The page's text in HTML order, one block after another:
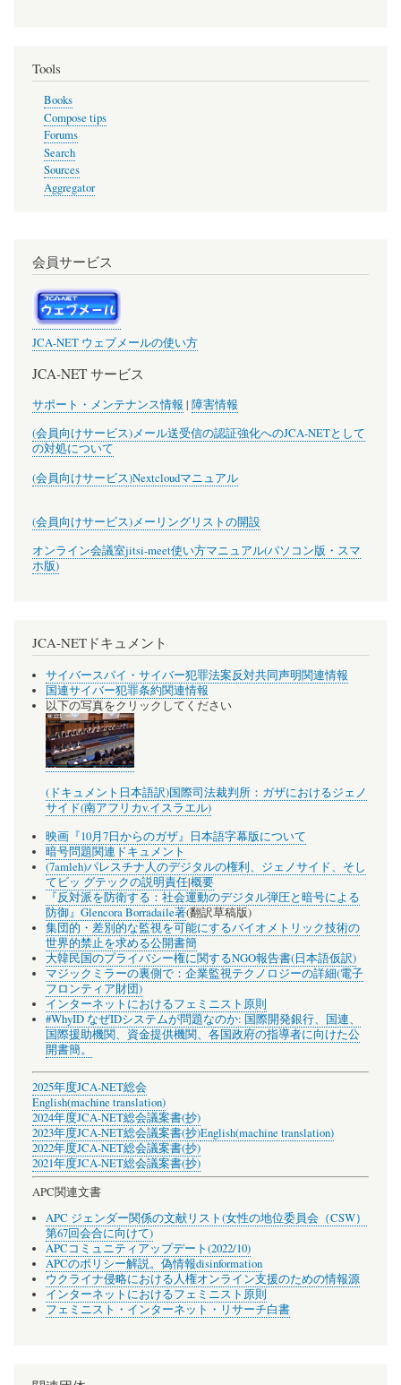
Tools
Books
Compose tips
Forums
Search
Sources
Aggregator
会員サービス
JCA-NET ウェブメールの使い方
JCA-NET サービス
サポート・メンテナンス情報 | 障害情報
(会員向けサービス)メール送受信の認証強化へのJCA-NETとして
の対処について
(会員向けサービス)Nextcloudマニュアル
(会員向けサービス)メーリングリストの開設
オンライン会議室jitsi-meet使い方マニュアル(パソコン版・スマ
ホ版)
JCA-NETドキュメント
サイバースパイ・サイバー犯罪法案反対共同声明関連情報
国連サイバー犯罪条約関連情報
以下の写真をクリックしてください
(ドキュメント日本語訳)国際司法裁判所：ガザにおけるジェノ
サイド(南アフリカv.イスラエル)
映画『10月7日からのガザ』日本語字幕版について
暗号問題関連ドキュメント
(7amleh)パレスチナ人のデジタルの権利、ジェノサイド、そし
てビッ グテックの説明責任|概要
『反対派を防衛する：社会運動のデジタル弾圧と暗号による
防御』Glencora Borradaile著(翻訳草稿版)
集団的・差別的な監視を可能にするバイオメトリック技術の
世界的禁止を求める公開書簡
大韓民国のプライバシー権に関するNGO報告書(日本語仮訳)
マジックミラーの裏側で：企業監視テクノロジーの詳細(電子
フロンティア財団)
インターネットにおけるフェミニスト原則
#WhyID なぜIDシステムが問題なのか: 国際開発銀行、国連、
国際援助機関、資金提供機関、各国政府の指導者に向けた公
開書簡。
2025年度JCA-NET総会
English(machine translation)
2024年度JCA-NET総会議案書(抄)
2023年度JCA-NET総会議案書(抄)English(machine translation)
2022年度JCA-NET総会議案書(抄)
2021年度JCA-NET総会議案書(抄)
APC関連文書
APC ジェンダー関係の文献リスト(女性の地位委員会（CSW）
第67回会合に向けて)
APCコミュニティアップデート(2022/10)
APCのポリシー解説。偽情報disinformation
ウクライナ侵略における人権オンライン支援のための情報源
インターネットにおけるフェミニスト原則
フェミニスト・インターネット・リサーチ白書